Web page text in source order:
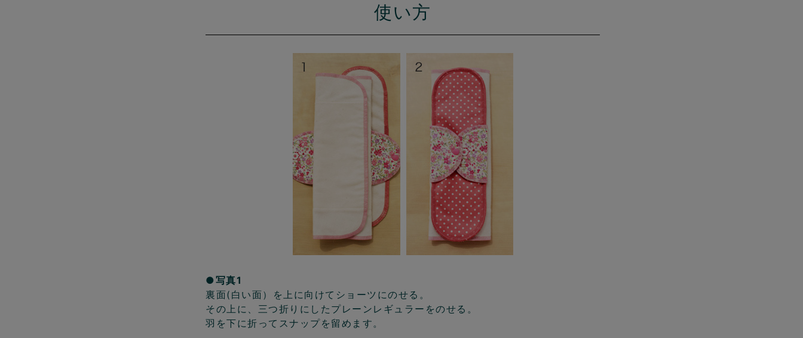
使い方
●写真1
裏面(白い面）を上に向けてショーツにのせる。
その上に、三つ折りにしたプレーンレギュラーをのせる。
羽を下に折ってスナップを留めます。